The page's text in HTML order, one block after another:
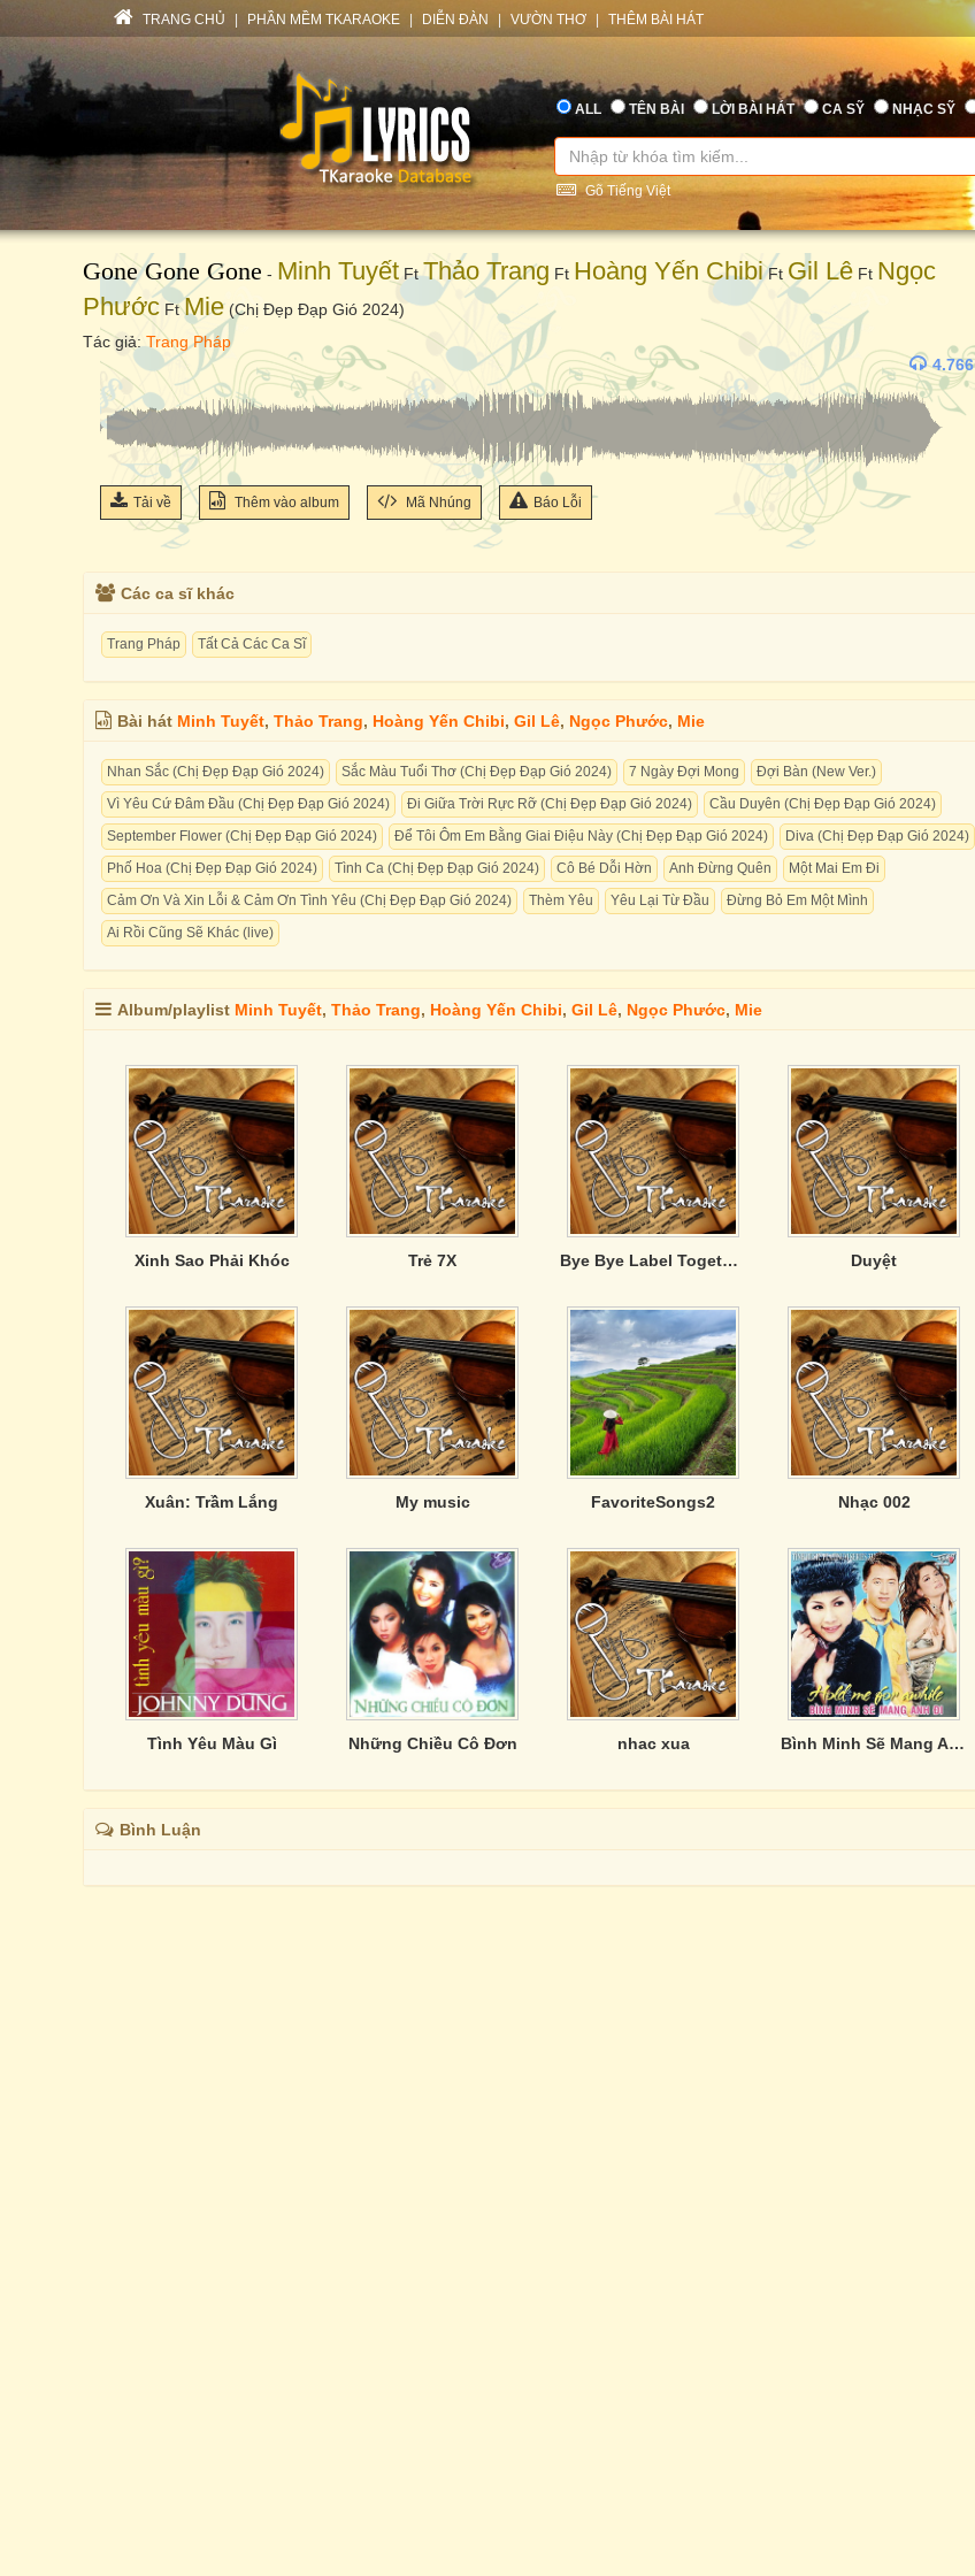
TRANG CHỦ PHẦN MỀM TKARAOKE DIỄN ĐÀN VƯỜN THƠ THÊM BÀI HÁT
ALL TÊN BÀI LỜI BÀI HÁT CA SỸ NHẠC SỸ
Gõ Tiếng Việt
Gone Gone Gone - Minh Tuyết FtThảo Trang Ft Hoàng Yến ChibiFt Gil Lê Ft Ngọc
Phước FtMie(Chị Đẹp Đạp Gió 2024)
Tác giả: Trang Pháp
4.766
Tải về Thêm vào album Mã Nhúng Báo Lỗi
Các ca sĩ khác
Trang Pháp Tất Cả Các Ca Sĩ
Bài hát Minh Tuyết, Thảo Trang, Hoàng Yến Chibi, Gil Lê, Ngọc Phước, Mie
Nhan Sắc (Chị Đẹp Đạp Gió 2024) Sắc Màu Tuổi Thơ (Chị Đẹp Đạp Gió 2024) 7 Ngày Đợi Mong
Đợi Bàn (New Ver.)
Vì Yêu Cứ Đâm Đầu (Chị Đẹp Đạp Gió 2024)
Đi Giữa Trời Rực Rỡ (Chị Đẹp Đạp Gió 2024)
Cầu Duyên (Chị Đẹp Đạp Gió 2024)
September Flower (Chị Đẹp Đạp Gió 2024)
Để Tôi Ôm Em Bằng Giai Điệu Này (Chị Đẹp Đạp Gió 2024)
Diva (Chị Đẹp Đạp Gió 2024)
Phố Hoa (Chị Đẹp Đạp Gió 2024)
Tình Ca (Chị Đẹp Đạp Gió 2024) Cô Bé Dỗi Hờn Anh Đừng Quên
Một Mai Em Đi
Cảm Ơn Và Xin Lỗi & Cảm Ơn Tình Yêu (Chị Đẹp Đạp Gió 2024)
Thèm Yêu Yêu Lại Từ Đầu
Đừng Bỏ Em Một Mình
Ai Rồi Cũng Sẽ Khác (live)
Album/playlist Minh Tuyết, Thảo Trang, Hoàng Yến Chibi, Gil Lê, Ngọc Phước, Mie
Xinh Sao Phải Khóc Trẻ 7X Bye Bye Label Together Duyệt
Xuân: Trầm Lắng My music FavoriteSongs2 Nhạc 002
Tình Yêu Màu Gì Những Chiều Cô Đơn nhac xua Bình Minh Sẽ Mang Anh Đi
Bình Luận